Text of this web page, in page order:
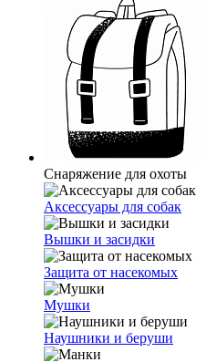
Снаряжение для охоты
Аксессуары для собак
Вышки и засидки
Защита от насекомых
Мушки
Наушники и беруши